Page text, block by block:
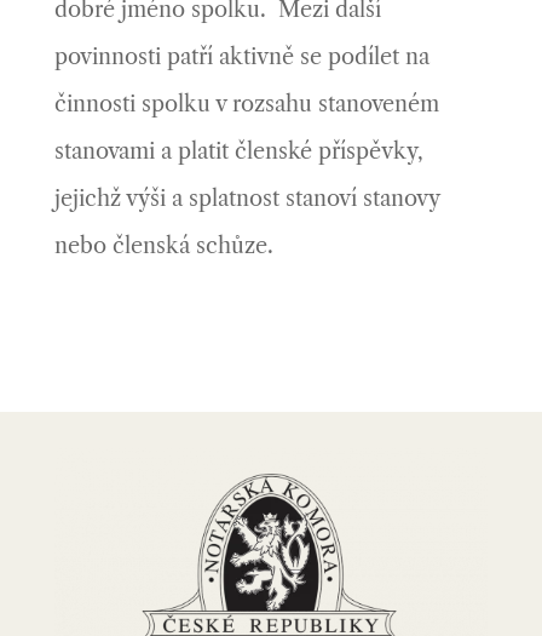
dobré jméno spolku. Mezi další
povinnosti patří aktivně se podílet na
činnosti spolku v rozsahu stanoveném
stanovami a platit členské příspěvky,
jejichž výši a splatnost stanoví stanovy
nebo členská schůze.